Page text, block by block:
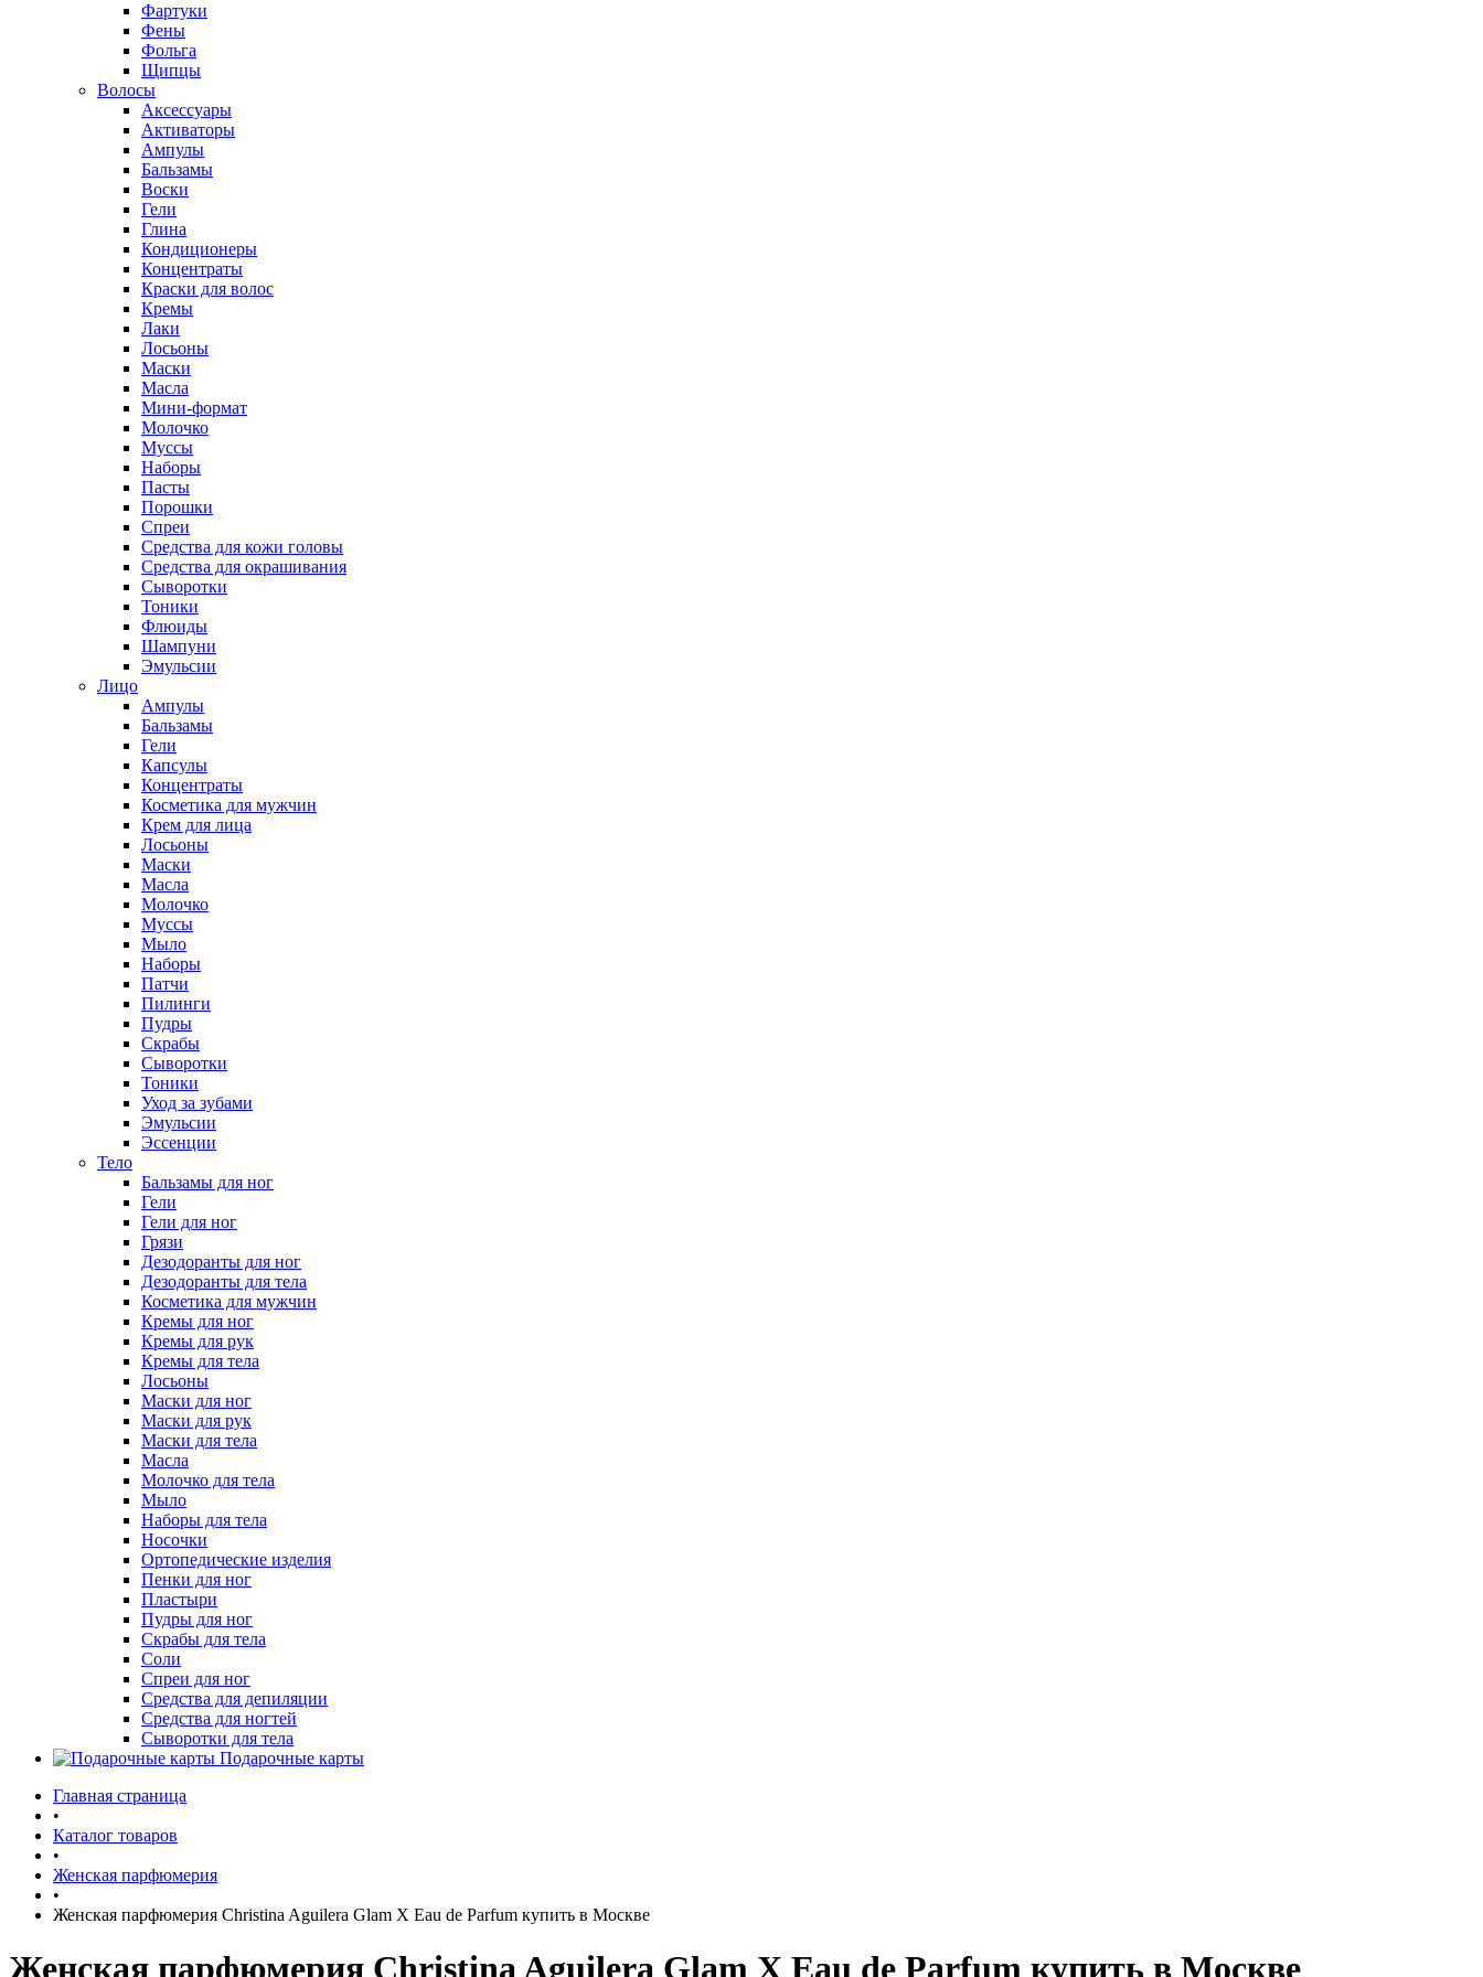
Фартуки
Фены
Фольга
Щипцы
Волосы
Аксессуары
Активаторы
Ампулы
Бальзамы
Воски
Гели
Глина
Кондиционеры
Концентраты
Краски для волос
Кремы
Лаки
Лосьоны
Маски
Масла
Мини-формат
Молочко
Муссы
Наборы
Пасты
Порошки
Спреи
Средства для кожи головы
Средства для окрашивания
Сыворотки
Тоники
Флюиды
Шампуни
Эмульсии
Лицо
Ампулы
Бальзамы
Гели
Капсулы
Концентраты
Косметика для мужчин
Крем для лица
Лосьоны
Маски
Масла
Молочко
Муссы
Мыло
Наборы
Патчи
Пилинги
Пудры
Скрабы
Сыворотки
Тоники
Уход за зубами
Эмульсии
Эссенции
Тело
Бальзамы для ног
Гели
Гели для ног
Грязи
Дезодоранты для ног
Дезодоранты для тела
Косметика для мужчин
Кремы для ног
Кремы для рук
Кремы для тела
Лосьоны
Маски для ног
Маски для рук
Маски для тела
Масла
Молочко для тела
Мыло
Наборы для тела
Носочки
Ортопедические изделия
Пенки для ног
Пластыри
Пудры для ног
Скрабы для тела
Соли
Спреи для ног
Средства для депиляции
Средства для ногтей
Сыворотки для тела
Подарочные карты
Главная страница
•
Каталог товаров
•
Женская парфюмерия
•
Женская парфюмерия Christina Aguilera Glam X Eau de Parfum купить в Москве
Женская парфюмерия Christina Aguilera Glam X Eau de Parfum купить в Москве